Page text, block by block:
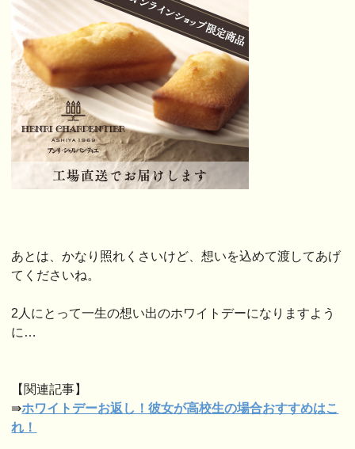
あとは、かなり照れくさいけど、想いを込めて渡してあげ
てくださいね。
2人にとって一生の想い出のホワイトデーになりますよう
に…
【関連記事】
⇛ホワイトデーお返し！彼女が高校生の場合おすすめはこ
れ！